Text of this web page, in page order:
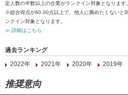
定人数の半数以上の企業がランクイン対象となります。
※総合得点が60.00点以上で、他人に薦めたくないと
ンクイン対象となります。
≫ 詳細はこちら
過去ランキング
2022年
2021年 2020年 2019年
推奨意向